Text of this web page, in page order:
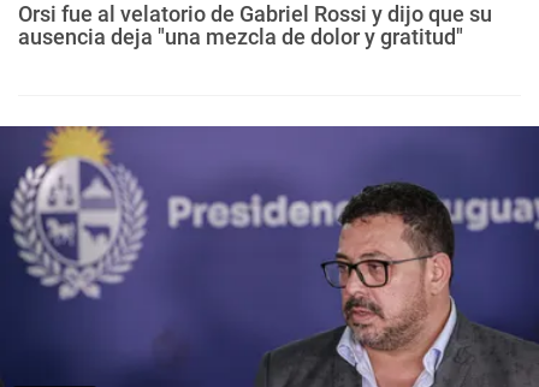
Orsi fue al velatorio de Gabriel Rossi y dijo que su
ausencia deja "una mezcla de dolor y gratitud"